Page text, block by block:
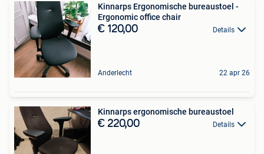
Kinnarps Ergonomische bureaustoel -
Ergonomic office chair
€ 120,00 Details
Anderlecht 22 apr 26
Kinnarps ergonomische bureaustoel
€ 220,00 Details